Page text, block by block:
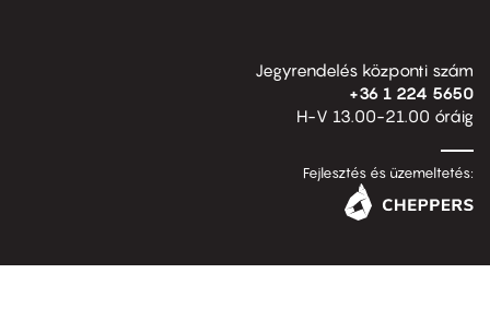
Jegyrendelés központi szám
+36 1 224 5650
H-V 13.00-21.00 óráig
Fejlesztés és üzemeltetés: